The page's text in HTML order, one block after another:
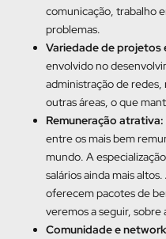
comunicação, trabalho
problemas.
Variedade de projetos
envolvido no
administração de
outras áreas, o que
Remuneração atrativa:
entre os mais bem
mundo. A
salários ainda mais
oferecem pacotes de
veremos a seguir, sobre
Comunidade e